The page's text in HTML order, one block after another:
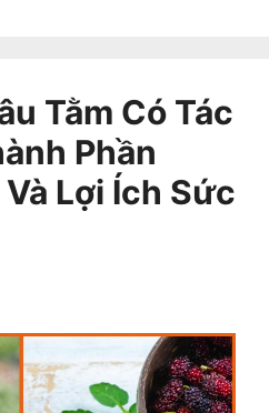
Tằm Có Tác
Phần
Lợi Ích Sức